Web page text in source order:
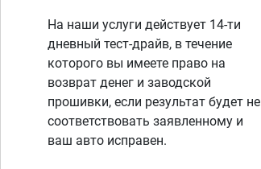
На наши услуги действует 14-ти
дневный тест-драйв, в течение
которого вы имеете право на
возврат денег и заводской
прошивки, если результат будет не
соответствовать заявленному и
ваш авто исправен.